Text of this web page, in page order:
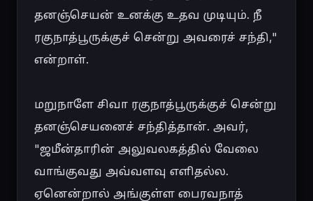
தனஞ்செயன் உனக்கு உதவ முடியும். நீ
ரகுநாத்பூருக்குச் சென்று அவரைச் சந்தி,"
என்றாள்.
மறுநாளே சிவா ரகுநாத்பூருக்குச் சென்று
தனஞ்செயனைச் சந்தித்தான். அவர்,
"ஜமீன்தாரின் அலுவலகத்தில் வேலை
வாங்குவது அவ்வளவு எளிதல்ல.
ஏனென்றால் அங்குள்ள பைரவநாத்